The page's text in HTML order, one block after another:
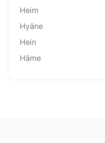
Heim
Hyäne
Hein
Häme